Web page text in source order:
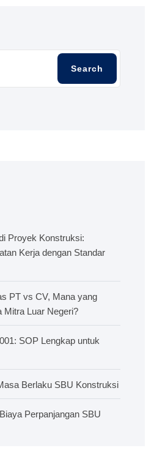
Search
Proyek Konstruksi:
Kerja dengan Standar
PT vs CV, Mana yang
Mitra Luar Negeri?
SOP Lengkap untuk
Berlaku SBU Konstruksi
Perpanjangan SBU